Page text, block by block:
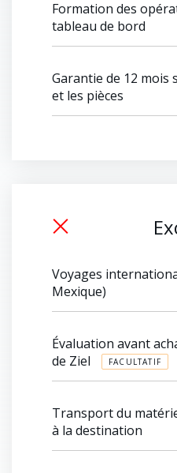
Formation des
tableau de bord
Garantie de 12
et les pièces
Voyages
Mexique)
Évaluation avant
de Ziel
FACULTATIF
Transport du
à la destination